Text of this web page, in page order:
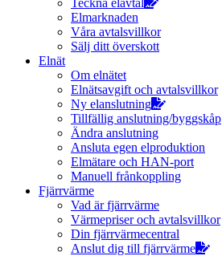
Teckna elavtal
Elmarknaden
Våra avtalsvillkor
Sälj ditt överskott
Elnät
Om elnätet
Elnätsavgift och avtalsvillkor
Ny elanslutning
Tillfällig anslutning/byggskåp
Ändra anslutning
Ansluta egen elproduktion
Elmätare och HAN-port
Manuell frånkoppling
Fjärrvärme
Vad är fjärrvärme
Värmepriser och avtalsvillkor
Din fjärrvärmecentral
Anslut dig till fjärrvärme